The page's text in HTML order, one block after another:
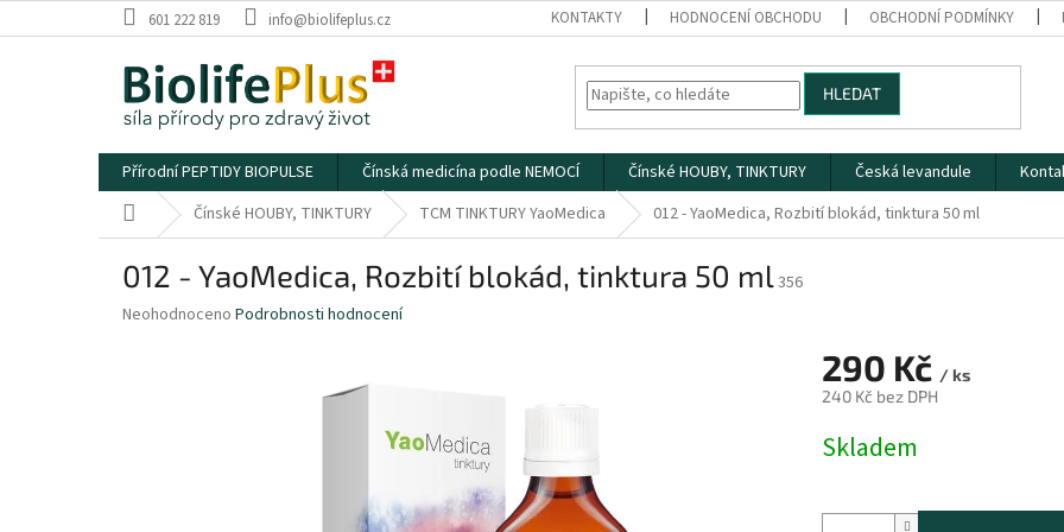
na
601 222 819 info@biolifeplus.cz KONTAKTY HODNOCENÍ OBCHODU OBCHODNÍ PODMÍNKY
HLEDAT
Přírodní PEPTIDY BIOPULSE Čínská medicína podle NEMOCÍ Čínské HOUBY, TINKTURY Česká levandule
Domů Čínské HOUBY, TINKTURY TCM TINKTURY YaoMedica 012 - YaoMedica, Rozbití blokád, tinktura 50 ml
012 - YaoMedica, Rozbití blokád, tinktura 50 ml356
Průměrné
Neohodnoceno Podrobnosti hodnocení
290 Kč / ks
240 Kč bez DPH
cena:
Skladem